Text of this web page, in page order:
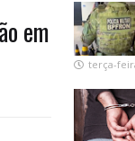
em
terça-